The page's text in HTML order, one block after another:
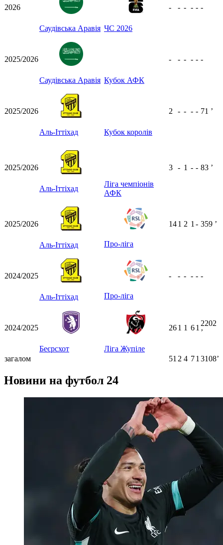
2026
Саудівська Аравія ЧС 2026
- - - - - -
2025/2026
Саудівська Аравія Кубок АФК
- - - - - -
2025/2026
Аль-Іттіхад Кубок королів
2 - - - - 71 ʼ
2025/2026
Аль-Іттіхад
Ліга чемпіонів
АФК
3 - 1 - - 83 ʼ
2025/2026
Аль-Іттіхад Про-ліга
141 2 1 - 359 ʼ
2024/2025
Аль-Іттіхад Про-ліга
- - - - - -
2024/2025
Беєрсхот Ліга Жупіле
261 1 61
2202
ʼ
загалом 51 2 4 71 3108ʼ
Новини на футбол 24